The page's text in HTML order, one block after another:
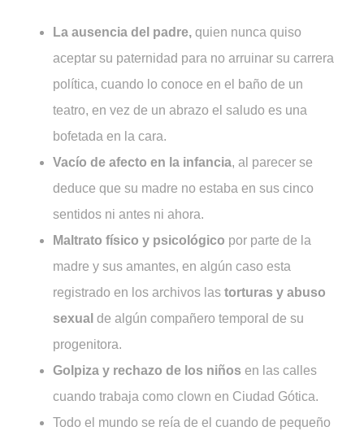
La ausencia del padre, quien nunca quiso
aceptar su paternidad para no arruinar su carrera
política, cuando lo conoce en el baño de un
teatro, en vez de un abrazo el saludo es una
bofetada en la cara.
Vacío de afecto en la infancia, al parecer se
deduce que su madre no estaba en sus cinco
sentidos ni antes ni ahora.
Maltrato físico y psicológico por parte de la
madre y sus amantes, en algún caso esta
registrado en los archivos las torturas y abuso
sexual de algún compañero temporal de su
progenitora.
Golpiza y rechazo de los niños en las calles
cuando trabaja como clown en Ciudad Gótica.
Todo el mundo se reía de el cuando de pequeño